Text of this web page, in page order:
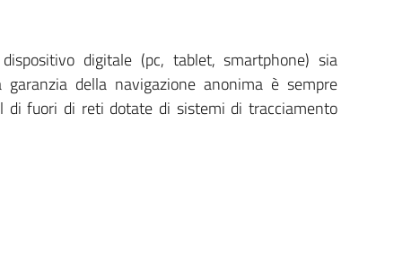
digitale (pc, tablet, smartphone) sia
garanzia della navigazione anonima è sempre
di fuori di reti dotate di sistemi di tracciamento